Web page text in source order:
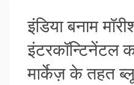
इंडिया बनाम
इंटरकॉन्टिनेंटल
मार्केज़ के तहत